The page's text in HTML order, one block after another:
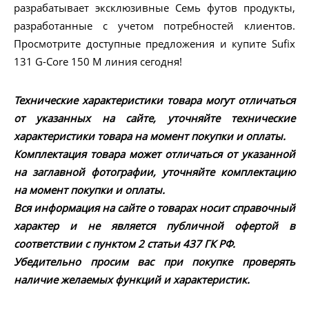
разрабатывает эксклюзивные Семь футов продукты,
разработанные с учетом потребностей клиентов.
Просмотрите доступные предложения и купите Sufix
131 G-Core 150 M линия сегодня!
Технические характеристики товара могут отличаться
от указанных на сайте, уточняйте технические
характеристики товара на момент покупки и оплаты.
Комплектация товара может отличаться от указанной
на заглавной фотографии, уточняйте комплектацию
на момент покупки и оплаты.
Вся информация на сайте о товарах носит справочный
характер и не является публичной офертой в
соответствии с пунктом 2 статьи 437 ГК РФ.
Убедительно просим вас при покупке проверять
наличие желаемых функций и характеристик.